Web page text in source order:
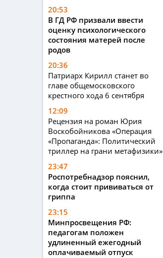
20:53
В ГД РФ призвали ввести
оценку психологического
состояния матерей после
родов
20:36
Патриарх Кирилл станет во
главе общемосковского
крестного хода 6 сентября
12:09
Рецензия на роман Юрия
Воскобойникова «Операция
«Пропаганда»: Политический
триллер на грани метафизики»
23:47
Роспотребнадзор пояснил,
когда стоит прививаться от
гриппа
23:15
Минпросвещения РФ:
педагогам положен
удлиненный ежегодный
оплачиваемый отпуск